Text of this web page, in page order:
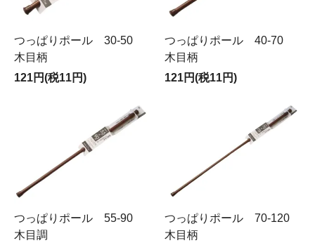
つっぱりポール 30-50
木目柄
121円(税11円)
つっぱりポール 40-70
木目柄
121円(税11円)
つっぱりポール 55-90
木目調
つっぱりポール 70-120
木目柄